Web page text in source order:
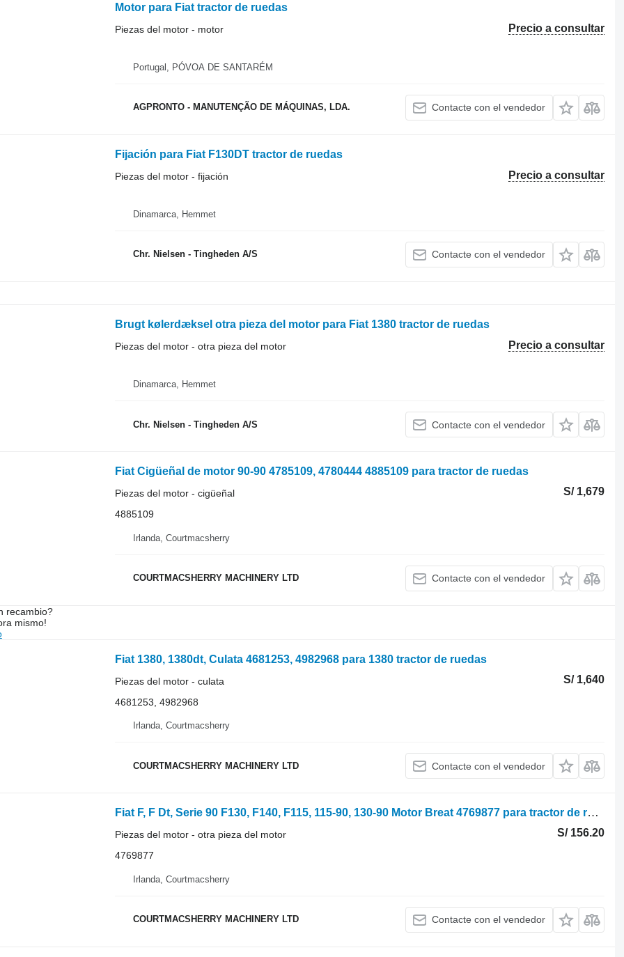
Motor para Fiat tractor de ruedas
Precio a consultar
Piezas del motor - motor
Portugal, PÓVOA DE SANTARÉM
AGPRONTO - MANUTENÇÃO DE MÁQUINAS, LDA. Contacte con el vendedor
Fijación para Fiat F130DT tractor de ruedas
Precio a consultar
Piezas del motor - fijación
Dinamarca, Hemmet
Chr. Nielsen - Tingheden A/S Contacte con el vendedor
Brugt kølerdæksel otra pieza del motor para Fiat 1380 tractor de ruedas
Precio a consultar
Piezas del motor - otra pieza del motor
Dinamarca, Hemmet
Chr. Nielsen - Tingheden A/S Contacte con el vendedor
Fiat Cigüeñal de motor 90-90 4785109, 4780444 4885109 para tractor de ruedas
S/ 1,679
Piezas del motor - cigüeñal
4885109
Irlanda, Courtmacsherry
COURTMACSHERRY MACHINERY LTD Contacte con el vendedor
recambio?
mismo!
Fiat 1380, 1380dt, Culata 4681253, 4982968 para 1380 tractor de ruedas
S/ 1,640
Piezas del motor - culata
4681253, 4982968
Irlanda, Courtmacsherry
COURTMACSHERRY MACHINERY LTD Contacte con el vendedor
Fiat F, F Dt, Serie 90 F130, F140, F115, 115-90, 130-90 Motor Breat 4769877 para tractor de ruedas
S/ 156.20
Piezas del motor - otra pieza del motor
4769877
Irlanda, Courtmacsherry
COURTMACSHERRY MACHINERY LTD Contacte con el vendedor